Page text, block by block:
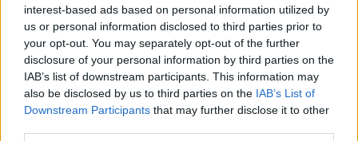
interest-based ads based on personal information utilized by
us or personal information disclosed to third parties prior to
your opt-out. You may separately opt-out of the further
disclosure of your personal information by third parties on the
IAB’s list of downstream participants. This information may
also be disclosed by us to third parties on the IAB’s List of
Downstream Participants that may further disclose it to other
A jövő év első napján hatályba lépő kötelező
gépjármű felelősségbiztosítási (kgfb) törvény által
előírt központi kártörténeti nyilvántartás
beindulásával nehezen lesz tartható az a mai
helyzet, hogy egy, a húsz év körüli ügyfél három
autóra is 10-es bonusz fokozatot igazoljon -
hangzott el a Pénzügyi Szervezetek Állami